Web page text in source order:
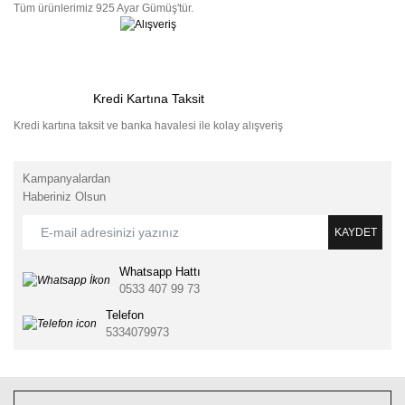
Tüm ürünlerimiz 925 Ayar Gümüş'tür.
Kredi Kartına Taksit
Kredi kartına taksit ve banka havalesi ile kolay alışveriş
Kampanyalardan
Haberiniz Olsun
KAYDET
Whatsapp Hattı
0533 407 99 73
Telefon
5334079973